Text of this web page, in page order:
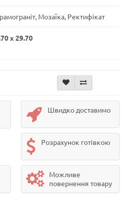
Мозаїка, Ректифікат
x 29.70
Швидко доставимо
Розрахунок готівкою
Можливе
повернення товару